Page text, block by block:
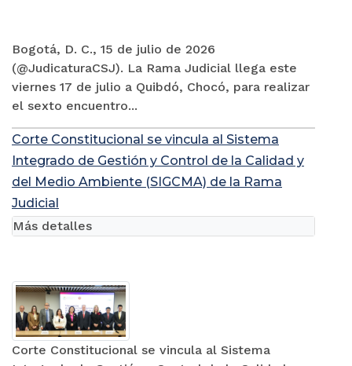
Bogotá, D. C., 15 de julio de 2026
(@JudicaturaCSJ). La Rama Judicial llega este
viernes 17 de julio a Quibdó, Chocó, para realizar
el sexto encuentro...
Corte Constitucional se vincula al Sistema
Integrado de Gestión y Control de la Calidad y
del Medio Ambiente (SIGCMA) de la Rama
Judicial
Corte Constitucional se vincula al Sistema
Más detalles